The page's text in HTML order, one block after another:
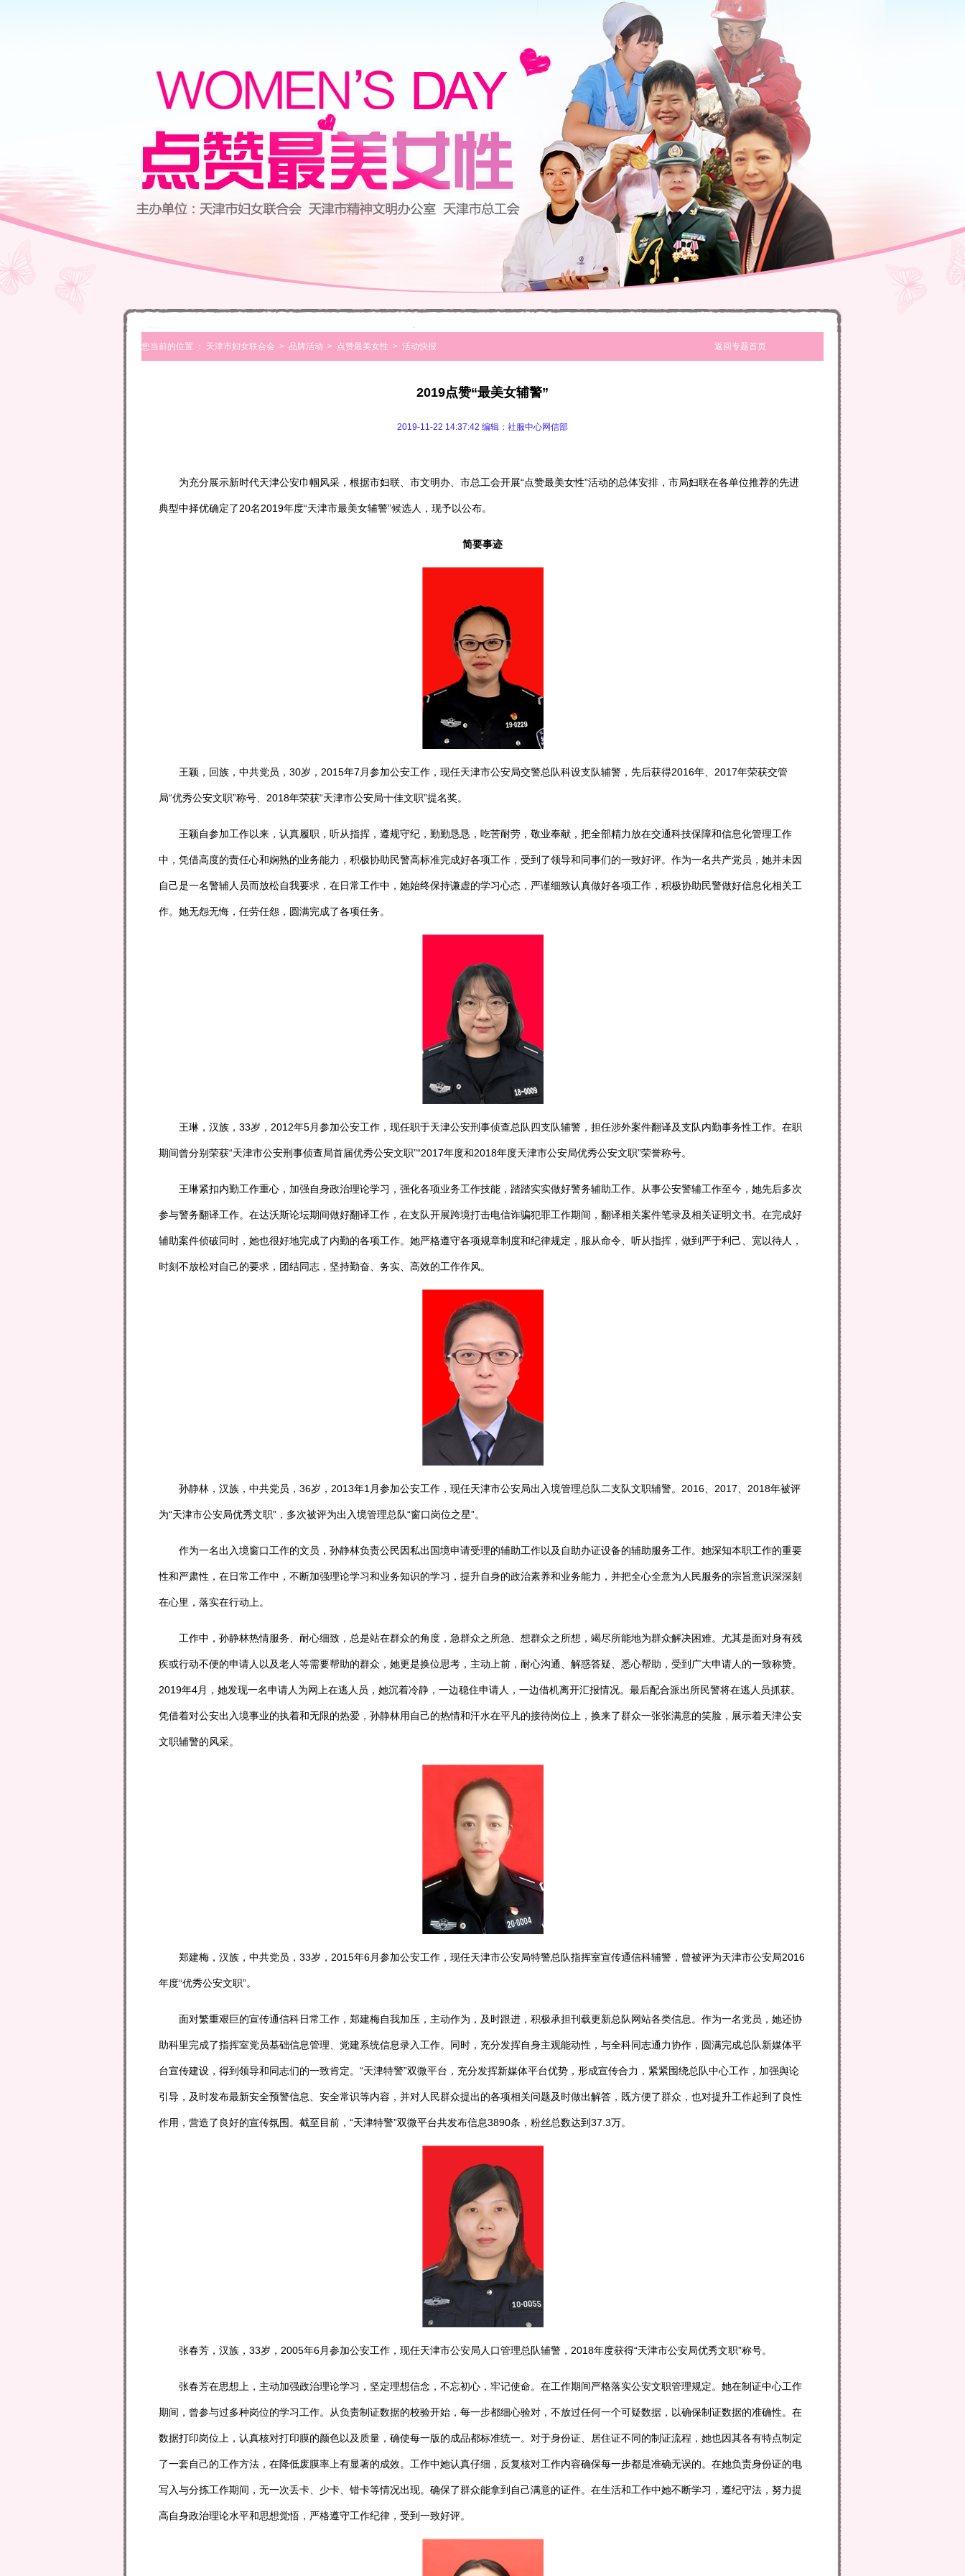
您当前的位置 ： 天津市妇女联合会 > 品牌活动 > 点赞最美女性 > 活动快报 返回专题首页
2019点赞“最美女辅警”
2019-11-22 14:37:42 编辑：社服中心网信部
为充分展示新时代天津公安巾帼风采，根据市妇联、市文明办、市总工会开展“点赞最美女性”活动的总体安排，市局妇联在各单位推荐的先进
典型中择优确定了20名2019年度“天津市最美女辅警”候选人，现予以公布。
简要事迹
王颖，回族，中共党员，30岁，2015年7月参加公安工作，现任天津市公安局交警总队科设支队辅警，先后获得2016年、2017年荣获交管
局“优秀公安文职”称号、2018年荣获“天津市公安局十佳文职”提名奖。
王颖自参加工作以来，认真履职，听从指挥，遵规守纪，勤勤恳恳，吃苦耐劳，敬业奉献，把全部精力放在交通科技保障和信息化管理工作
中，凭借高度的责任心和娴熟的业务能力，积极协助民警高标准完成好各项工作，受到了领导和同事们的一致好评。作为一名共产党员，她并未因
自己是一名警辅人员而放松自我要求，在日常工作中，她始终保持谦虚的学习心态，严谨细致认真做好各项工作，积极协助民警做好信息化相关工
作。她无怨无悔，任劳任怨，圆满完成了各项任务。
王琳，汉族，33岁，2012年5月参加公安工作，现任职于天津公安刑事侦查总队四支队辅警，担任涉外案件翻译及支队内勤事务性工作。在职
期间曾分别荣获“天津市公安刑事侦查局首届优秀公安文职”“2017年度和2018年度天津市公安局优秀公安文职”荣誉称号。
王琳紧扣内勤工作重心，加强自身政治理论学习，强化各项业务工作技能，踏踏实实做好警务辅助工作。从事公安警辅工作至今，她先后多次
参与警务翻译工作。在达沃斯论坛期间做好翻译工作，在支队开展跨境打击电信诈骗犯罪工作期间，翻译相关案件笔录及相关证明文书。在完成好
辅助案件侦破同时，她也很好地完成了内勤的各项工作。她严格遵守各项规章制度和纪律规定，服从命令、听从指挥，做到严于利己、宽以待人，
时刻不放松对自己的要求，团结同志，坚持勤奋、务实、高效的工作作风。
孙静林，汉族，中共党员，36岁，2013年1月参加公安工作，现任天津市公安局出入境管理总队二支队文职辅警。2016、2017、2018年被评
为“天津市公安局优秀文职”，多次被评为出入境管理总队“窗口岗位之星”。
作为一名出入境窗口工作的文员，孙静林负责公民因私出国境申请受理的辅助工作以及自助办证设备的辅助服务工作。她深知本职工作的重要
性和严肃性，在日常工作中，不断加强理论学习和业务知识的学习，提升自身的政治素养和业务能力，并把全心全意为人民服务的宗旨意识深深刻
在心里，落实在行动上。
工作中，孙静林热情服务、耐心细致，总是站在群众的角度，急群众之所急、想群众之所想，竭尽所能地为群众解决困难。尤其是面对身有残
疾或行动不便的申请人以及老人等需要帮助的群众，她更是换位思考，主动上前，耐心沟通、解惑答疑、悉心帮助，受到广大申请人的一致称赞。
2019年4月，她发现一名申请人为网上在逃人员，她沉着冷静，一边稳住申请人，一边借机离开汇报情况。最后配合派出所民警将在逃人员抓获。
凭借着对公安出入境事业的执着和无限的热爱，孙静林用自己的热情和汗水在平凡的接待岗位上，换来了群众一张张满意的笑脸，展示着天津公安
文职辅警的风采。
郑建梅，汉族，中共党员，33岁，2015年6月参加公安工作，现任天津市公安局特警总队指挥室宣传通信科辅警，曾被评为天津市公安局2016
年度“优秀公安文职”。
面对繁重艰巨的宣传通信科日常工作，郑建梅自我加压，主动作为，及时跟进，积极承担刊载更新总队网站各类信息。作为一名党员，她还协
助科里完成了指挥室党员基础信息管理、党建系统信息录入工作。同时，充分发挥自身主观能动性，与全科同志通力协作，圆满完成总队新媒体平
台宣传建设，得到领导和同志们的一致肯定。“天津特警”双微平台，充分发挥新媒体平台优势，形成宣传合力，紧紧围绕总队中心工作，加强舆论
引导，及时发布最新安全预警信息、安全常识等内容，并对人民群众提出的各项相关问题及时做出解答，既方便了群众，也对提升工作起到了良性
作用，营造了良好的宣传氛围。截至目前，“天津特警”双微平台共发布信息3890条，粉丝总数达到37.3万。
张春芳，汉族，33岁，2005年6月参加公安工作，现任天津市公安局人口管理总队辅警，2018年度获得“天津市公安局优秀文职”称号。
张春芳在思想上，主动加强政治理论学习，坚定理想信念，不忘初心，牢记使命。在工作期间严格落实公安文职管理规定。她在制证中心工作
期间，曾参与过多种岗位的学习工作。从负责制证数据的校验开始，每一步都细心验对，不放过任何一个可疑数据，以确保制证数据的准确性。在
数据打印岗位上，认真核对打印膜的颜色以及质量，确使每一版的成品都标准统一。对于身份证、居住证不同的制证流程，她也因其各有特点制定
了一套自己的工作方法，在降低废膜率上有显著的成效。工作中她认真仔细，反复核对工作内容确保每一步都是准确无误的。在她负责身份证的电
写入与分拣工作期间，无一次丢卡、少卡、错卡等情况出现。确保了群众能拿到自己满意的证件。在生活和工作中她不断学习，遵纪守法，努力提
高自身政治理论水平和思想觉悟，严格遵守工作纪律，受到一致好评。